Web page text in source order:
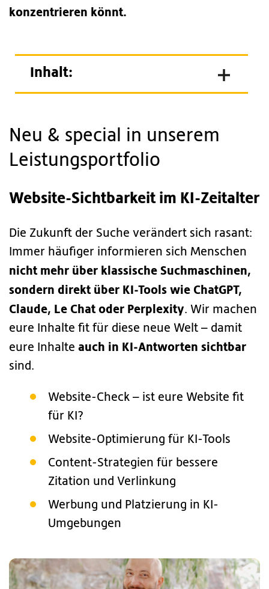
konzentrieren könnt.
Inhalt:
Neu & special in unserem
Leistungsportfolio
Website-Sichtbarkeit im KI-Zeitalter
Die Zukunft der Suche verändert sich rasant:
Immer häufiger informieren sich Menschen
nicht mehr über klassische Suchmaschinen,
sondern direkt über KI-Tools wie ChatGPT,
Claude, Le Chat oder Perplexity. Wir machen
eure Inhalte fit für diese neue Welt – damit
eure Inhalte auch in KI-Antworten sichtbar
sind.
Website-Check – ist eure Website fit
für KI?
Website-Optimierung für KI-Tools
Content-Strategien für bessere
Zitation und Verlinkung
Werbung und Platzierung in KI-
Umgebungen